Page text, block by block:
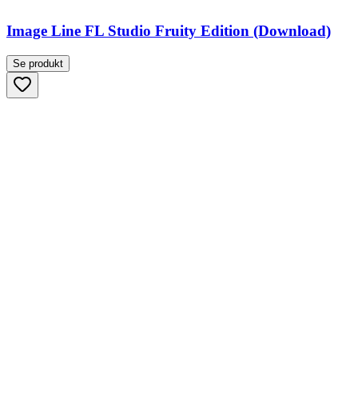
Image Line FL Studio Fruity Edition (Download)
Se produkt